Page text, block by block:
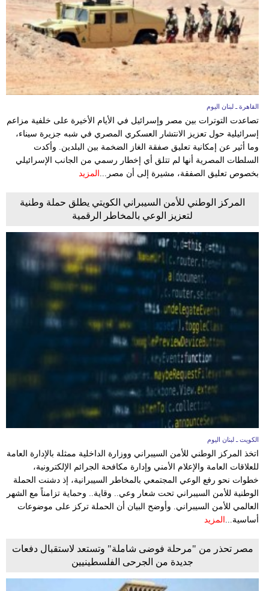
القاهرة ـ لبنان اليوم
تصاعدت التوترات بين مصر وإسرائيل في الأيام الأخيرة على خلفية مزاعم
إسرائيلية حول تعزيز الانتشار العسكري المصري في شبه جزيرة سيناء،
وما أثير عن إمكانية تعليق صفقة الغاز الضخمة بين البلدين. وأكدت
السلطات المصرية أنها لم تتلق أي إخطار رسمي من الجانب الإسرائيلي
بخصوص تعليق الصفقة، مشيرة إلى أن مصر... المزيد
المركز الوطني للأمن السيبراني الكويتي يطلق حملة وطنية
لتعزيز الوعي بالمخاطر الرقمية
الكويت ـ لبنان اليوم
اتخذ المركز الوطني للأمن السيبراني ووزارة الداخلية ممثلة بالإدارة العامة
للعلاقات العامة والإعلام الأمني وإدارة مكافحة الجرائم الإلكترونية،
خطوات نحو رفع الوعي المجتمعي بالمخاطر السيبرانية، إذ دشنت الحملة
الوطنية للأمن السيبراني تحت شعار وعي.. وقاية.. وحماية تزامناً مع الشهر
العالمي للأمن السيبراني. وأوضح البيان أن الحملة تركز على موضوعات
أساسية... المزيد
مصر تحذر من "مرحلة فوضى شاملة" وتستعد لاستقبال دفعات
جديدة من الجرحى الفلسطينيين